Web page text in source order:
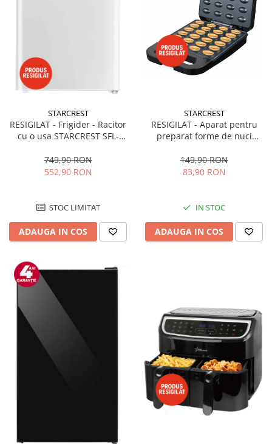
STARCREST
RESIGILAT - Frigider - Racitor
cu o usa STARCREST SFL-
92L, Iluminare interioara,H 83
cm, Alb
749,90 RON
552,90 RON
STOC LIMITAT
ADAUGA IN COS
STARCREST
RESIGILAT - Aparat pentru
preparat forme de nuci
forme, 1400W, Indicator
luminos, Placi antiaderente,
149,90 RON
83,90 RON
IN STOC
ADAUGA IN COS